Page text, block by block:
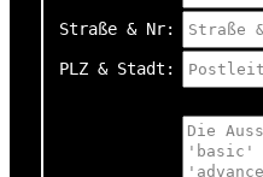
Straße & Nr:
PLZ & Stadt: